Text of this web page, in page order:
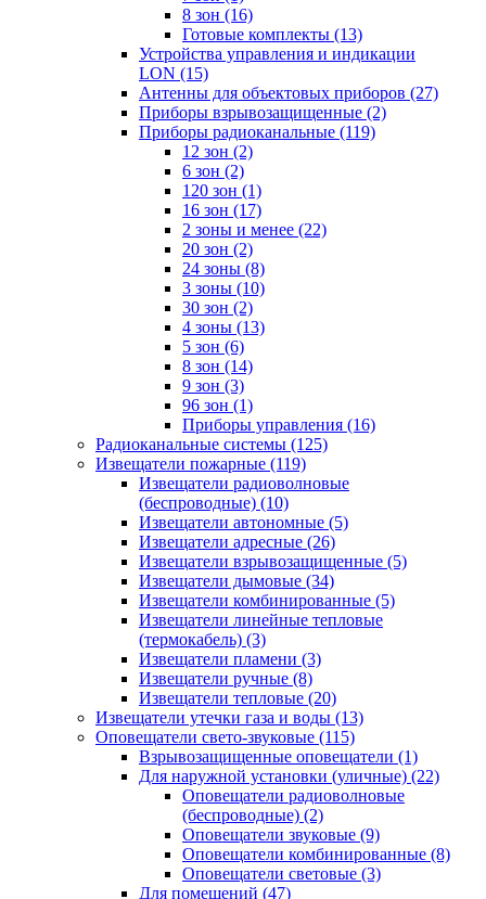
8 зон (16)
Готовые комплекты (13)
Устройства управления и индикации
LON (15)
Антенны для объектовых приборов (27)
Приборы взрывозащищенные (2)
Приборы радиоканальные (119)
12 зон (2)
6 зон (2)
120 зон (1)
16 зон (17)
2 зоны и менее (22)
20 зон (2)
24 зоны (8)
3 зоны (10)
30 зон (2)
4 зоны (13)
5 зон (6)
8 зон (14)
9 зон (3)
96 зон (1)
Приборы управления (16)
Радиоканальные системы (125)
Извещатели пожарные (119)
Извещатели радиоволновые
(беспроводные) (10)
Извещатели автономные (5)
Извещатели адресные (26)
Извещатели взрывозащищенные (5)
Извещатели дымовые (34)
Извещатели комбинированные (5)
Извещатели линейные тепловые
(термокабель) (3)
Извещатели пламени (3)
Извещатели ручные (8)
Извещатели тепловые (20)
Извещатели утечки газа и воды (13)
Оповещатели свето-звуковые (115)
Взрывозащищенные оповещатели (1)
Для наружной установки (уличные) (22)
Оповещатели радиоволновые
(беспроводные) (2)
Оповещатели звуковые (9)
Оповещатели комбинированные (8)
Оповещатели световые (3)
Для помещений (47)